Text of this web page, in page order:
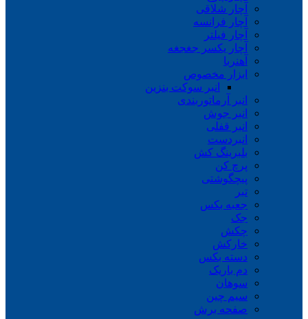
آچار شلاقی
آچار فرانسه
آچار فیلتر
آچار یکسر جغجغه
آهنربا
ابزار مخصوص
انبر سوکت بنزین
انبر آرماتوربندی
انبر جوش
انبر قفلی
انبردست
بلبرینگ کش
پرچ کن
پیچگوشتی
تبر
جعبه بکس
جک
چکش
خارکش
دسته بکس
دم باریک
سوهان
سیم چین
صفحه برش